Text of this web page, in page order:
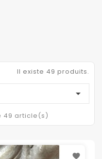
Il existe 49 produits.

49 article(s)